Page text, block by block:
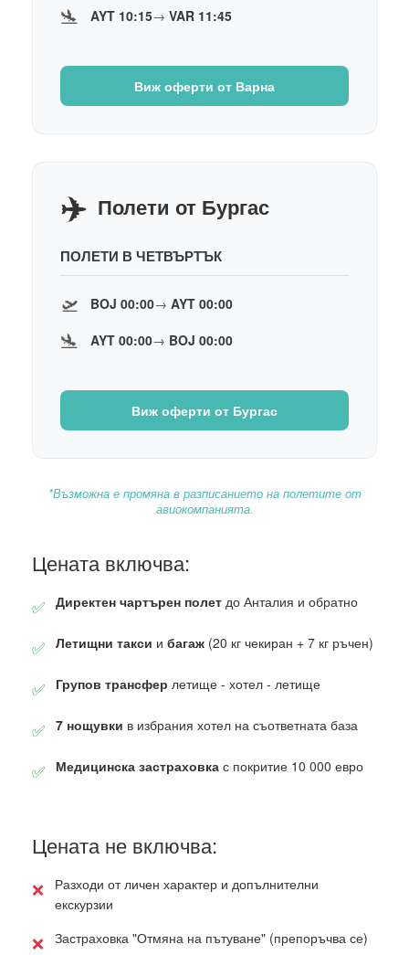
🛬 AYT 10:15→ VAR 11:45
Виж оферти от Варна
✈️ Полети от Бургас
ПОЛЕТИ В ЧЕТВЪРТЪК
🛫 BOJ 00:00→ AYT 00:00
🛬 AYT 00:00→ BOJ 00:00
Виж оферти от Бургас
*Възможна е промяна в разписанието на полетите от
авиокомпанията.
Цената включва:
✅ Директен чартърен полет до Анталия и обратно
✅ Летищни такси и багаж (20 кг чекиран + 7 кг ръчен)
✅ Групов трансфер летище - хотел - летище
✅ 7 нощувки в избрания хотел на съответната база
✅ Медицинска застраховка с покритие 10 000 евро
Цената не включва:
❌
Разходи от личен характер и допълнителни
екскурзии
❌ Застраховка "Отмяна на пътуване" (препоръчва се)